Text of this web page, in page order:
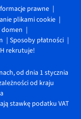
prawne
plikami cookie
Sposoby płatności
rekrutuje!
od dnia 1 stycznia
od kraju
stawkę podatku VAT